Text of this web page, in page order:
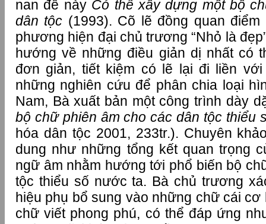
nan đề này Có thể xây dựng một bộ
dân tộc (1993). Cõ lẽ đồng quan
phương hiện đại chủ trương “Nhỏ là
hướng về những điều giản dị nhất có
đơn giản, tiết kiệm có lẽ lại đi liền
những nghiên cứu để phân chia loại
Nam, Bà xuất bản một công trình dày
bộ chữ phiên âm cho các dân tộc thiểu
hóa dân tộc 2001, 233tr.). Chuyên
dung như những tổng kết quan trọng
ngữ âm nhằm hướng tới phổ biến bộ
tộc thiểu số nước ta. Bà chủ trương
hiệu phụ bổ sung vào những chữ cái cơ
chữ viết phong phú, có thể đáp ứng